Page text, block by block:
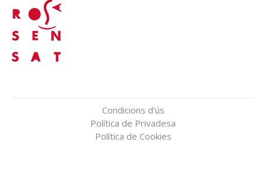
Condicions d'ús
Política de Privadesa
Política de Cookies